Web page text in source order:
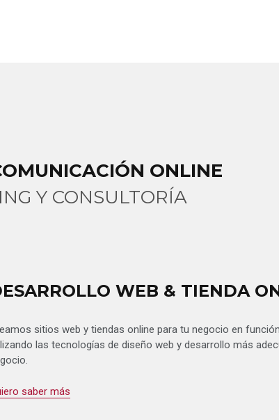
ONLINE
Y CONSULTORÍA
WEB & TIENDA
sitios web y tiendas online para tu negocio en
las tecnologías de diseño web y desarrollo más
saber más